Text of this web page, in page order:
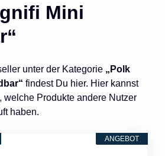
Mini
unter der Kategorie „Polk
findest Du hier. Hier kannst
welche Produkte andere Nutzer
haben.
ANGEBOT